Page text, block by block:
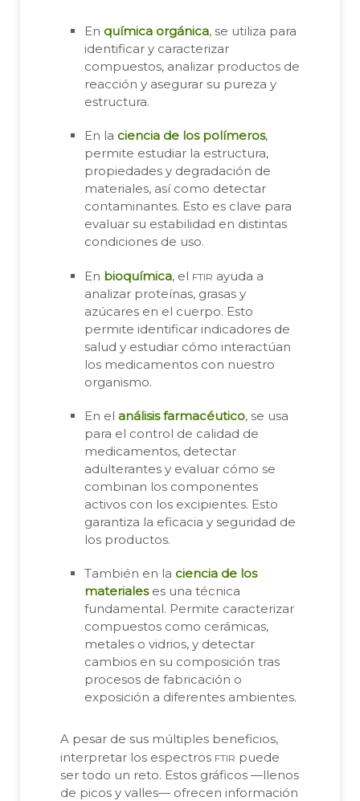
En química orgánica, se utiliza para
identificar y caracterizar
compuestos, analizar productos de
reacción y asegurar su pureza y
estructura.
En la ciencia de los polímeros,
permite estudiar la estructura,
propiedades y degradación de
materiales, así como detectar
contaminantes. Esto es clave para
evaluar su estabilidad en distintas
condiciones de uso.
En bioquímica, el ftir ayuda a
analizar proteínas, grasas y
azúcares en el cuerpo. Esto
permite identificar indicadores de
salud y estudiar cómo interactúan
los medicamentos con nuestro
organismo.
En el análisis farmacéutico, se usa
para el control de calidad de
medicamentos, detectar
adulterantes y evaluar cómo se
combinan los componentes
activos con los excipientes. Esto
garantiza la eficacia y seguridad de
los productos.
También en la ciencia de los
materialeses una técnica
fundamental. Permite caracterizar
compuestos como cerámicas,
metales o vidrios, y detectar
cambios en su composición tras
procesos de fabricación o
exposición a diferentes ambientes.
A pesar de sus múltiples beneficios,
interpretar los espectros ftir puede
ser todo un reto. Estos gráficos —llenos
de picos y valles— ofrecen información